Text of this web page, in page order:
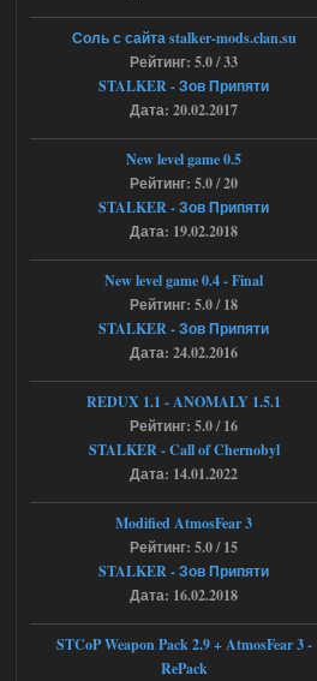
https://rutube.ru/video/50be34
6a53045b746b6f2d80812029a
3/?r=plemwd
Ответить ➤
04.08.2026
Объединенный Пак 2 + OGSR +
STCoP WP 3.4
Stalker-Mods-Clan-su
Доступно только для пользователей
04.08.2026
Объединенный Пак 2 + OGSR +
STCoP WP 3.4
andreyforest1993
там есть опция расшириные
анимации нпс, я поставил
галочку но толку ноль, ни каких
анимаций нет, может это что-то другое,
не известно, больше нет ни каких таких
кнопок по поводу анимаций
Последний рассвет - Эпизод 1
Stalker-Mods-Clan-su
Соль с сайта stalker-mods.clan.su
Рейтинг: 5.0 / 33
STALKER - Зов Припяти
Дата: 20.02.2017
New level game 0.5
Рейтинг: 5.0 / 20
STALKER - Зов Припяти
Дата: 19.02.2018
New level game 0.4 - Final
Рейтинг: 5.0 / 18
STALKER - Зов Припяти
Дата: 24.02.2016
REDUX 1.1​​​​​​​ - ANOMALY 1.5.1
Рейтинг: 5.0 / 16
STALKER - Call of Chernobyl
Дата: 14.01.2022
Modified AtmosFear 3
Рейтинг: 5.0 / 15
STALKER - Зов Припяти
Дата: 16.02.2018
STCoP Weapon Pack 2.9 + AtmosFear 3 -
RePack